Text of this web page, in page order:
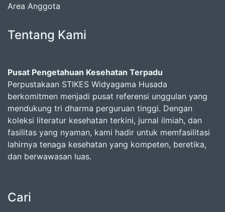
Area Anggota
Tentang Kami
Pusat Pengetahuan Kesehatan Terpadu
Perpustakaan STIKES Widyagama Husada
berkomitmen menjadi pusat referensi unggulan yang
mendukung tri dharma perguruan tinggi. Dengan
koleksi literatur kesehatan terkini, jurnal ilmiah, dan
fasilitas yang nyaman, kami hadir untuk memfasilitasi
lahirnya tenaga kesehatan yang kompeten, beretika,
dan berwawasan luas.
Cari